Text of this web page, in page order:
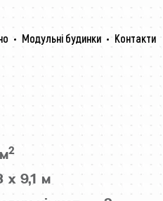
Модульні будинки Контакти
2
х 9,1 м